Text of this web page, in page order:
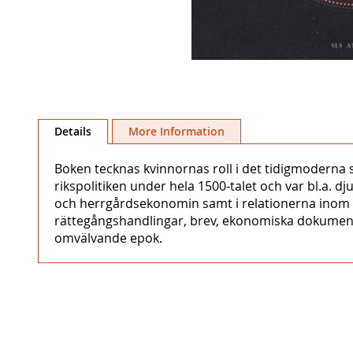
to
the
images
gallery
Details
Boken tecknas kvinnornas roll i det
rikspolitiken under hela 1500-talet och var bl.a.
och herrgårdsekonomin samt i relationerna
rättegångshandlingar, brev, ekonomiska
omvälvande epok.
More Information